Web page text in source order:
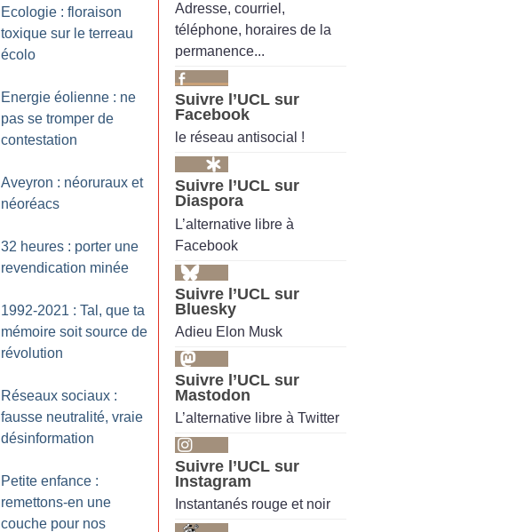
Ecologie : floraison
toxique sur le terreau
écolo
Energie éolienne : ne
pas se tromper de
contestation
Aveyron : néoruraux et
néoréacs
32 heures : porter une
revendication minée
1992-2021 : Tal, que ta
mémoire soit source de
révolution
Réseaux sociaux :
fausse neutralité, vraie
désinformation
Petite enfance :
remettons-en une
couche pour nos
Adresse, courriel,
téléphone, horaires de la
permanence...
Suivre l’UCL sur
Facebook
le réseau antisocial !
Suivre l’UCL sur
Diaspora
L’alternative libre à
Facebook
Suivre l’UCL sur
Bluesky
Adieu Elon Musk
Suivre l’UCL sur
Mastodon
L’alternative libre à Twitter
Suivre l’UCL sur
Instagram
Instantanés rouge et noir